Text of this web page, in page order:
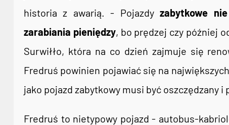
historia z awarią. - Pojazdyzabytkowe
zarabiania pieniędzy, bo prędzej czy później
Surwiłło, która na co dzień zajmuje się
Fredruś powinien pojawiać się na
jako pojazd zabytkowy musi być oszczędzany i
Fredruś to nietypowy pojazd - autobus-